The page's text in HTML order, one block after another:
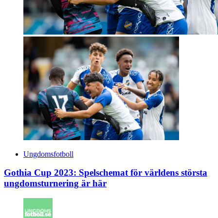
Ungdomsfotboll
Gothia Cup 2023: Spelschemat för världens största
ungdomsturnering är här